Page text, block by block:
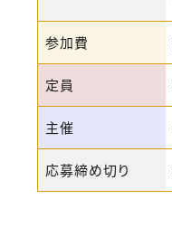
参加費
定員
主催
応募締め切り